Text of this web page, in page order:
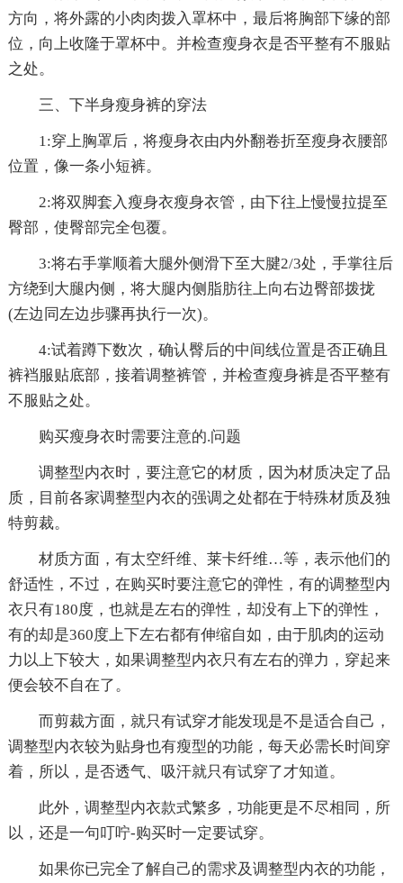
方向，将外露的小肉肉拨入罩杯中，最后将胸部下缘的部
位，向上收隆于罩杯中。并检查瘦身衣是否平整有不服贴
之处。
三、下半身瘦身裤的穿法
1:穿上胸罩后，将瘦身衣由内外翻卷折至瘦身衣腰部
位置，像一条小短裤。
2:将双脚套入瘦身衣瘦身衣管，由下往上慢慢拉提至
臀部，使臀部完全包覆。
3:将右手掌顺着大腿外侧滑下至大腱2/3处，手掌往后
方绕到大腿内侧，将大腿内侧脂肪往上向右边臀部拨拢
(左边同左边步骤再执行一次)。
4:试着蹲下数次，确认臀后的中间线位置是否正确且
裤裆服贴底部，接着调整裤管，并检查瘦身裤是否平整有
不服贴之处。
购买瘦身衣时需要注意的.问题
调整型内衣时，要注意它的材质，因为材质决定了品
质，目前各家调整型内衣的强调之处都在于特殊材质及独
特剪裁。
材质方面，有太空纤维、莱卡纤维…等，表示他们的
舒适性，不过，在购买时要注意它的弹性，有的调整型内
衣只有180度，也就是左右的弹性，却没有上下的弹性，
有的却是360度上下左右都有伸缩自如，由于肌肉的运动
力以上下较大，如果调整型内衣只有左右的弹力，穿起来
便会较不自在了。
而剪裁方面，就只有试穿才能发现是不是适合自己，
调整型内衣较为贴身也有瘦型的功能，每天必需长时间穿
着，所以，是否透气、吸汗就只有试穿了才知道。
此外，调整型内衣款式繁多，功能更是不尽相同，所
以，还是一句叮咛-购买时一定要试穿。
如果你已完全了解自己的需求及调整型内衣的功能，